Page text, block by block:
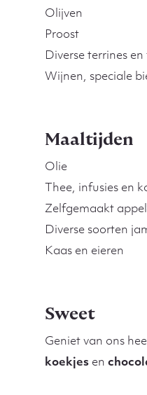
Olijven
Proost
Diverse terrines
Wijnen, speciale
Maaltijden
Olie
Thee, infusies en
Zelfgemaakt
Diverse soorten
Kaas en eieren
Sweet
Geniet van ons
koekjesen